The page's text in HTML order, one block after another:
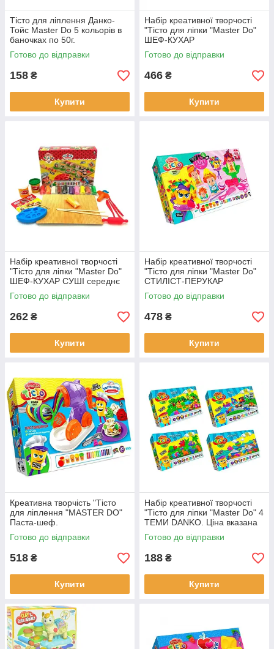
Тісто для ліплення Данко-
Тойс Master Do 5 кольорів в
баночках по 50г.
Готово до відправки
158 ₴
Купити
Набір креативної творчості
"Тісто для ліпки "Master Do"
ШЕФ-КУХАР
Готово до відправки
466 ₴
Купити
Набір креативної творчості
"Тісто для ліпки "Master Do"
ШЕФ-КУХАР СУШІ середнє
Готово до відправки
262 ₴
Купити
Набір креативної творчості
"Тісто для ліпки "Master Do"
СТИЛІСТ-ПЕРУКАР
Готово до відправки
478 ₴
Купити
Креативна творчість "Тісто
для ліплення "MASTER DO"
Паста-шеф.
Готово до відправки
518 ₴
Купити
Набір креативної творчості
"Тісто для ліпки "Master Do" 4
ТЕМИ DANKO. Ціна вказана
за один набір.
Готово до відправки
188 ₴
Купити